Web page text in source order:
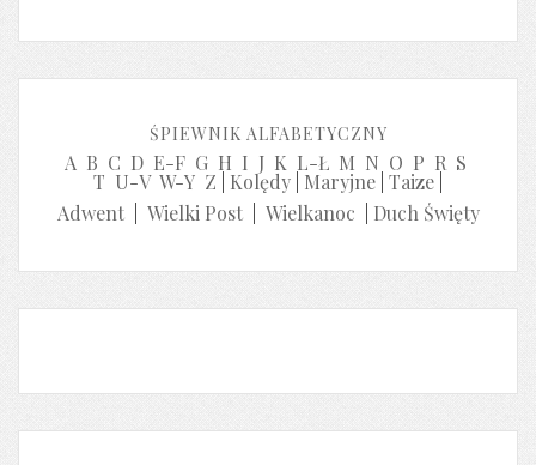
ŚPIEWNIK ALFABETYCZNY
A B C D E-F G H I J K L-Ł M N O P R S
T U-V W-Y Z Kolędy Maryjne Taize
Adwent| Wielki Post| Wielkanoc Duch Święty